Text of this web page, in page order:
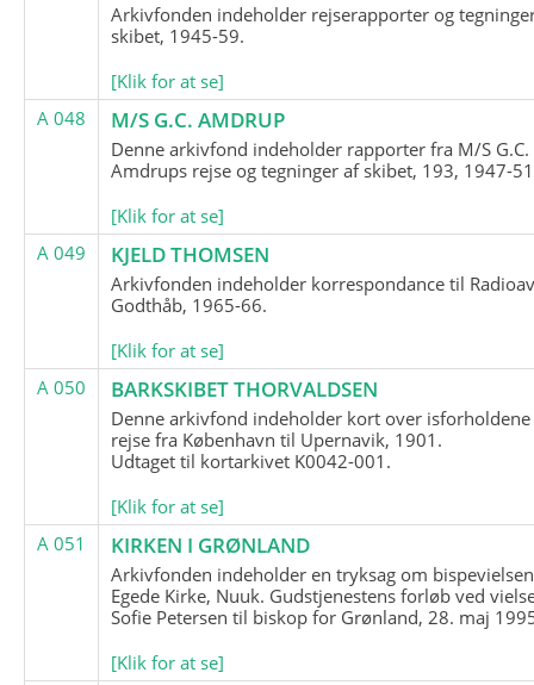
Arkivfonden indeholder rejserapporter og
skibet, 1945-59.
[Klik for at se]
A 048
M/S G.C. AMDRUP
Denne arkivfond indeholder rapporter fra M/S G.C.
Amdrups rejse og tegninger af skibet, 193, 1947-
[Klik for at se]
A 049
KJELD THOMSEN
Arkivfonden indeholder korrespondance til
Godthåb, 1965-66.
[Klik for at se]
A 050
BARKSKIBET THORVALDSEN
Denne arkivfond indeholder kort over
rejse fra København til Upernavik, 1901.
Udtaget til kortarkivet K0042-001.
[Klik for at se]
A 051
KIRKEN I GRØNLAND
Arkivfonden indeholder en tryksag om
Egede Kirke, Nuuk. Gudstjenestens forløb ved
Sofie Petersen til biskop for Grønland, 28. maj
[Klik for at se]